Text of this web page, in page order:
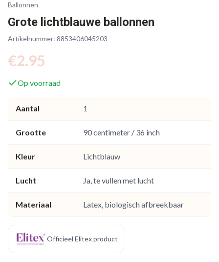
Ballonnen
Grote lichtblauwe ballonnen
Artikelnummer: 8853406045203
€2.95
Op voorraad
Aantal 1
Grootte 90 centimeter / 36 inch
Kleur Lichtblauw
Lucht Ja, te vullen met lucht
Materiaal Latex, biologisch afbreekbaar
Officieel Elitex product